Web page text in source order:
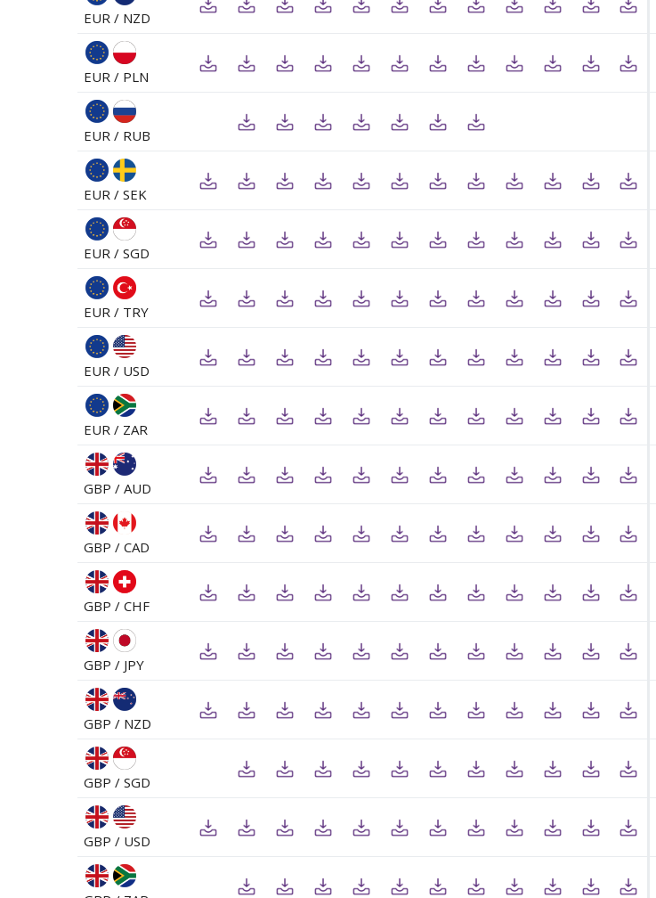
EUR / NZD
EUR / PLN
EUR / RUB
EUR / SEK
EUR / SGD
EUR / TRY
EUR / USD
EUR / ZAR
GBP / AUD
GBP / CAD
GBP / CHF
GBP / JPY
GBP / NZD
GBP / SGD
GBP / USD